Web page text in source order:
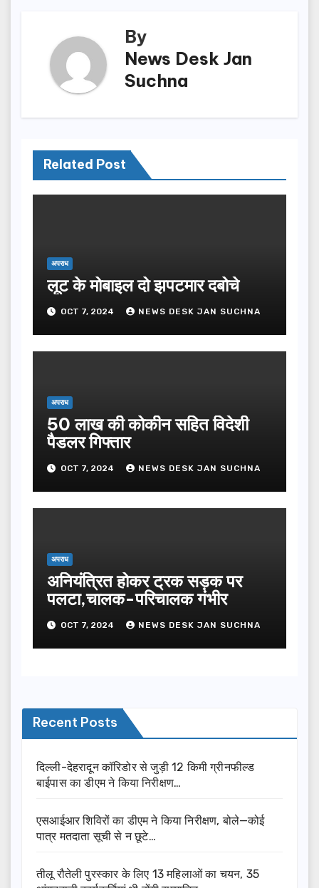
By
News Desk Jan
Suchna
Related Post
अपराध
लूट के मोबाइल दो झपटमार दबोचे
OCT 7, 2024 NEWS DESK JAN SUCHNA
अपराध
50 लाख की कोकीन सहित विदेशी
पैडलर गिफ्तार
OCT 7, 2024 NEWS DESK JAN SUCHNA
अपराध
अनियंत्रित होकर ट्रक सड़क पर
पलटा,चालक-परिचालक गंभीर
OCT 7, 2024 NEWS DESK JAN SUCHNA
Recent Posts
दिल्ली-देहरादून कॉरिडोर से जुड़ी 12 किमी ग्रीनफील्ड
बाईपास का डीएम ने किया निरीक्षण…
एसआईआर शिविरों का डीएम ने किया निरीक्षण, बोले—कोई
पात्र मतदाता सूची से न छूटे…
तीलू रौतेली पुरस्कार के लिए 13 महिलाओं का चयन, 35